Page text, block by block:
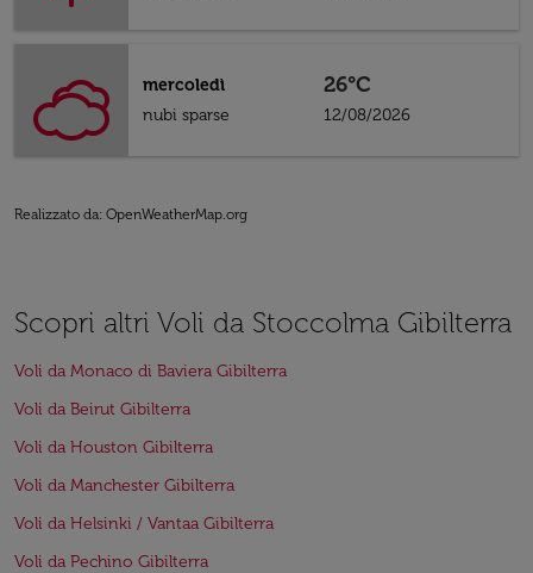
mercoledì
nubi sparse
26°C
12/08/2026
Realizzato da: OpenWeatherMap.org
Scopri altri Voli da Stoccolma Gibilterra
Voli da Monaco di Baviera Gibilterra
Voli da Beirut Gibilterra
Voli da Houston Gibilterra
Voli da Manchester Gibilterra
Voli da Helsinki / Vantaa Gibilterra
Voli da Pechino Gibilterra